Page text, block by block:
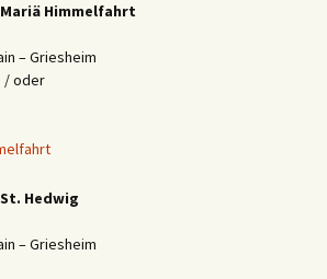
Himmelfahrt
– Griesheim
/ oder
Hedwig
– Griesheim